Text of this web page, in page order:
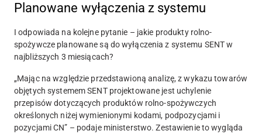
Planowane wyłączenia z systemu
I odpowiada na kolejne pytanie – jakie produkty rolno-
spożywcze planowane są do wyłączenia z systemu SENT w
najbliższych 3 miesiącach?
„Mając na względzie przedstawioną analizę, z wykazu towarów
objętych systemem SENT projektowane jest uchylenie
przepisów dotyczących produktów rolno-spożywczych
określonych niżej wymienionymi kodami, podpozycjami i
pozycjami CN” – podaje ministerstwo. Zestawienie to wygląda